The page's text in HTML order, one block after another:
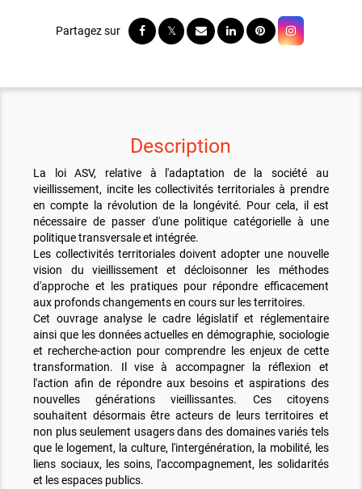
Description
La loi ASV, relative à l'adaptation de la société au
vieillissement, incite les collectivités territoriales à prendre
en compte la révolution de la longévité. Pour cela, il est
nécessaire de passer d'une politique catégorielle à une
politique transversale et intégrée.
Les collectivités territoriales doivent adopter une nouvelle
vision du vieillissement et décloisonner les méthodes
d'approche et les pratiques pour répondre efficacement
aux profonds changements en cours sur les territoires.
Cet ouvrage analyse le cadre législatif et réglementaire
ainsi que les données actuelles en démographie, sociologie
et recherche-action pour comprendre les enjeux de cette
transformation. Il vise à accompagner la réflexion et
l'action afin de répondre aux besoins et aspirations des
nouvelles générations vieillissantes. Ces citoyens
souhaitent désormais être acteurs de leurs territoires et
non plus seulement usagers dans des domaines variés tels
que le logement, la culture, l'intergénération, la mobilité, les
liens sociaux, les soins, l'accompagnement, les solidarités
et les espaces publics.